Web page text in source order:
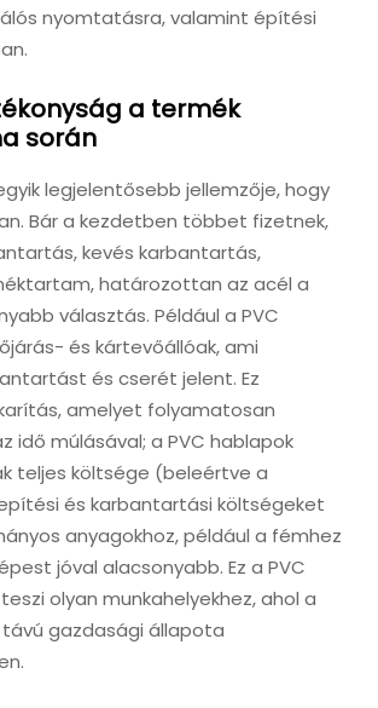
nyomtatásra, valamint építési
a termék
során
legjelentősebb jellemzője, hogy
Bár a kezdetben többet fizetnek,
kevés karbantartás,
határozottan az acél a
választás. Például a PVC
és kártevőállóak, ami
és cserét jelent. Ez
amelyet folyamatosan
idő múlásával; a PVC hablapok
teljes költsége (beleértve a
és karbantartási költségeket
anyagokhoz, például a fémhez
jóval alacsonyabb. Ez a PVC
olyan munkahelyekhez, ahol a
gazdasági állapota